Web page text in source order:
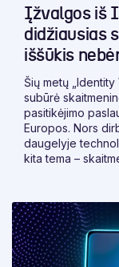
Įžvalgos iš
didžiausias
iššūkis
Šių metų
subūrė
pasitikėjimo
Europos. Nors
daugelyje
kita tema –